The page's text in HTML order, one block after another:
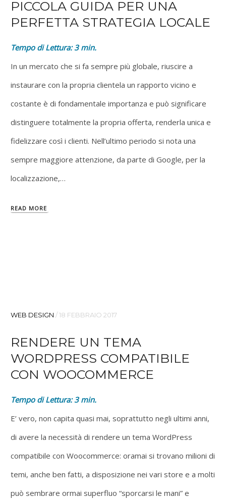
PICCOLA GUIDA PER UNA
PERFETTA STRATEGIA LOCALE
Tempo di Lettura:3 min.
In un mercato che si fa sempre più globale, riuscire a
instaurare con la propria clientela un rapporto vicino e
costante è di fondamentale importanza e può significare
distinguere totalmente la propria offerta, renderla unica e
fidelizzare così i clienti. Nell’ultimo periodo si nota una
sempre maggiore attenzione, da parte di Google, per la
localizzazione,…
READ MORE
WEB DESIGN /18 FEBBRAIO 2017
RENDERE UN TEMA
WORDPRESS COMPATIBILE
CON WOOCOMMERCE
Tempo di Lettura:3 min.
E’ vero, non capita quasi mai, soprattutto negli ultimi anni,
di avere la necessità di rendere un tema WordPress
compatibile con Woocommerce: oramai si trovano milioni di
temi, anche ben fatti, a disposizione nei vari store e a molti
può sembrare ormai superfluo “sporcarsi le mani” e